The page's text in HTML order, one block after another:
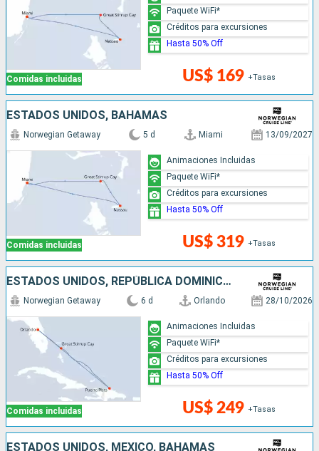
Comidas incluidas US$ 169 +Tasas
Paquete WiFi*
Créditos para excursiones
Hasta 50% Off
ESTADOS UNIDOS, BAHAMAS
Comidas incluidas
Norwegian Getaway 5 d Miami 13/09/2027
US$ 319 +Tasas
Animaciones Incluidas
Paquete WiFi*
Créditos para excursiones
Hasta 50% Off
ESTADOS UNIDOS, REPÚBLICA DOMINICANA, BAHAMAS
Comidas incluidas
Norwegian Getaway 6 d Orlando 28/10/2026
US$ 249 +Tasas
Animaciones Incluidas
Paquete WiFi*
Créditos para excursiones
Hasta 50% Off
ESTADOS UNIDOS, MÉXICO, BAHAMAS